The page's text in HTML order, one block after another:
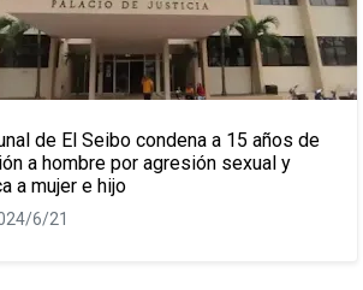
de El Seibo condena a 15 años de
a hombre por agresión sexual y
a mujer e hijo
6/21